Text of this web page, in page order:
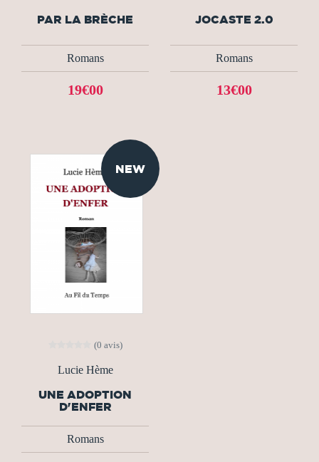
PAR LA BRÈCHE
Romans
19€00
JOCASTE 2.0
Romans
13€00
NEW
(0 avis)
Lucie Hème
UNE ADOPTION
D'ENFER
Romans